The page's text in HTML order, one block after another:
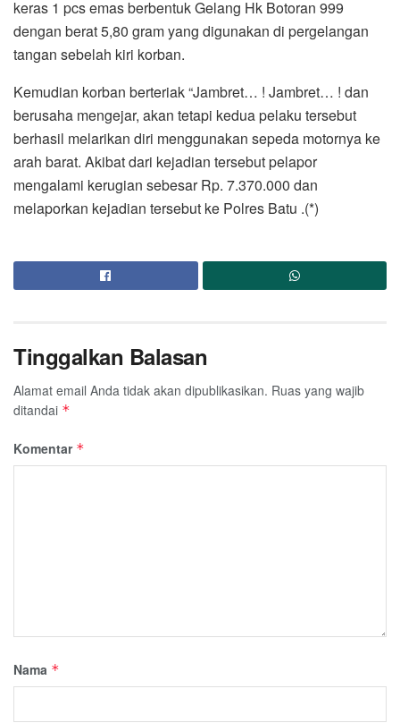
keras 1 pcs emas berbentuk Gelang Hk Botoran 999
dengan berat 5,80 gram yang digunakan di pergelangan
tangan sebelah kiri korban.
Kemudian korban berteriak “Jambret… ! Jambret… ! dan
berusaha mengejar, akan tetapi kedua pelaku tersebut
berhasil melarikan diri menggunakan sepeda motornya ke
arah barat. Akibat dari kejadian tersebut pelapor
mengalami kerugian sebesar Rp. 7.370.000 dan
melaporkan kejadian tersebut ke Polres Batu .(*)
Tinggalkan Balasan
Alamat email Anda tidak akan dipublikasikan. Ruas yang wajib
ditandai *
Komentar *
Nama *